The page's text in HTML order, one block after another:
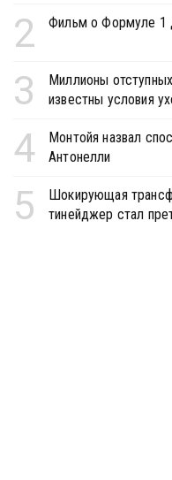
2 Фильм о Формуле 1
3
Миллионы
известны условия
4
Монтойя назвал
Антонелли
5
Шокирующая
тинейджер стал